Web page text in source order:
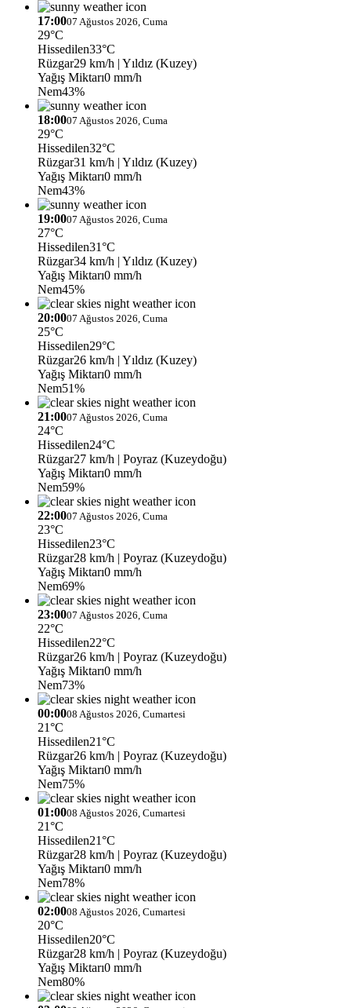
17:0007 Ağustos 2026, Cuma
29°C
Hissedilen33°C
Rüzgar29 km/h | Yıldız (Kuzey)
Yağış Miktarı0 mm/h
Nem43%
18:0007 Ağustos 2026, Cuma
29°C
Hissedilen32°C
Rüzgar31 km/h | Yıldız (Kuzey)
Yağış Miktarı0 mm/h
Nem43%
19:0007 Ağustos 2026, Cuma
27°C
Hissedilen31°C
Rüzgar34 km/h | Yıldız (Kuzey)
Yağış Miktarı0 mm/h
Nem45%
20:0007 Ağustos 2026, Cuma
25°C
Hissedilen29°C
Rüzgar26 km/h | Yıldız (Kuzey)
Yağış Miktarı0 mm/h
Nem51%
21:0007 Ağustos 2026, Cuma
24°C
Hissedilen24°C
Rüzgar27 km/h | Poyraz (Kuzeydoğu)
Yağış Miktarı0 mm/h
Nem59%
22:0007 Ağustos 2026, Cuma
23°C
Hissedilen23°C
Rüzgar28 km/h | Poyraz (Kuzeydoğu)
Yağış Miktarı0 mm/h
Nem69%
23:0007 Ağustos 2026, Cuma
22°C
Hissedilen22°C
Rüzgar26 km/h | Poyraz (Kuzeydoğu)
Yağış Miktarı0 mm/h
Nem73%
00:0008 Ağustos 2026, Cumartesi
21°C
Hissedilen21°C
Rüzgar26 km/h | Poyraz (Kuzeydoğu)
Yağış Miktarı0 mm/h
Nem75%
01:0008 Ağustos 2026, Cumartesi
21°C
Hissedilen21°C
Rüzgar28 km/h | Poyraz (Kuzeydoğu)
Yağış Miktarı0 mm/h
Nem78%
02:0008 Ağustos 2026, Cumartesi
20°C
Hissedilen20°C
Rüzgar28 km/h | Poyraz (Kuzeydoğu)
Yağış Miktarı0 mm/h
Nem80%